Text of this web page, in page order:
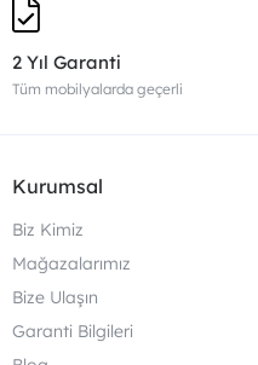
2 Yıl Garanti
Tüm mobilyalarda geçerli
Kurumsal
Biz Kimiz
Mağazalarımız
Bize Ulaşın
Garanti Bilgileri